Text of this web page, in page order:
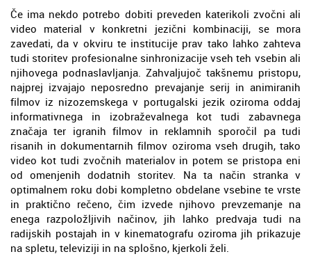
Če ima nekdo potrebo dobiti preveden katerikoli zvočni ali
video material v konkretni jezični kombinaciji, se mora
zavedati, da v okviru te institucije prav tako lahko zahteva
tudi storitev profesionalne sinhronizacije vseh teh vsebin ali
njihovega podnaslavljanja. Zahvaljujoč takšnemu pristopu,
najprej izvajajo neposredno prevajanje serij in animiranih
filmov iz nizozemskega v portugalski jezik oziroma oddaj
informativnega in izobraževalnega kot tudi zabavnega
značaja ter igranih filmov in reklamnih sporočil pa tudi
risanih in dokumentarnih filmov oziroma vseh drugih, tako
video kot tudi zvočnih materialov in potem se pristopa eni
od omenjenih dodatnih storitev. Na ta način stranka v
optimalnem roku dobi kompletno obdelane vsebine te vrste
in praktično rečeno, čim izvede njihovo prevzemanje na
enega razpoložljivih načinov, jih lahko predvaja tudi na
radijskih postajah in v kinematografu oziroma jih prikazuje
na spletu, televiziji in na splošno, kjerkoli želi.